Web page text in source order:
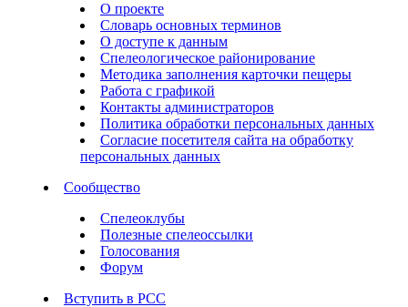
О проекте
Словарь основных терминов
О доступе к данным
Спелеологическое районирование
Методика заполнения карточки пещеры
Работа с графикой
Контакты администраторов
Политика обработки персональных данных
Согласие посетителя сайта на обработку
персональных данных
Сообщество
Спелеоклубы
Полезные спелеоссылки
Голосования
Форум
Вступить в РСС